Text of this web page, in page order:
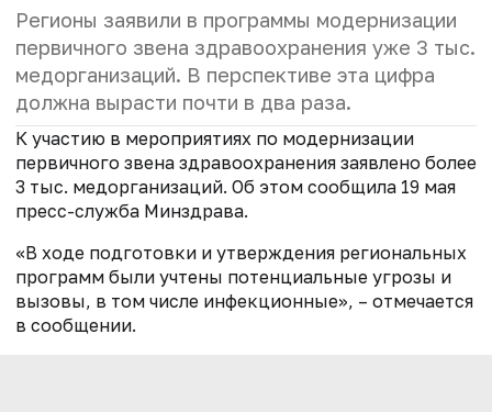
Регионы заявили в программы модернизации
первичного звена здравоохранения уже 3 тыс.
медорганизаций. В перспективе эта цифра
должна вырасти почти в два раза.
К участию в мероприятиях по модернизации
первичного звена здравоохранения заявлено более
3 тыс. медорганизаций. Об этом сообщила 19 мая
пресс-служба Минздрава.
«В ходе подготовки и утверждения региональных
программ были учтены потенциальные угрозы и
вызовы, в том числе инфекционные», – отмечается
в сообщении.